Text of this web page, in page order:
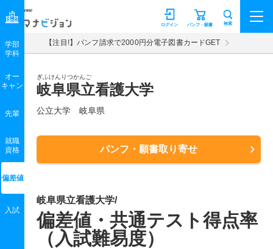
マナビジョン パンフ・願書
ログイン 検索
【注目!】パンフ請求で2000円分電子図書カードGET
ぎふけんりつかんご
岐阜県立看護大学
公立大学 岐阜県
パンフ・願書取り寄せ
学部
学科
オー
キャン
先輩
就職
資格
偏差値
入試
岐阜県立看護大学/
偏差値・共通テスト得点率
（入試難易度）